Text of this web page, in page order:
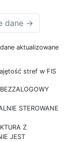
dane →
aktualizowane
stref w FIS
STEROWANE
Z
JEST